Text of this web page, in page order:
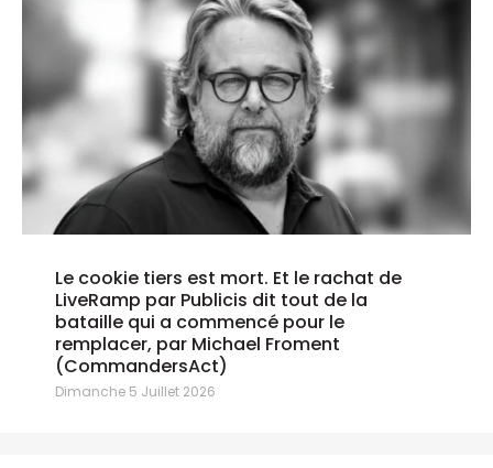
Le cookie tiers est mort. Et le rachat de
LiveRamp par Publicis dit tout de la
bataille qui a commencé pour le
remplacer, par Michael Froment
(CommandersAct)
Dimanche 5 Juillet 2026